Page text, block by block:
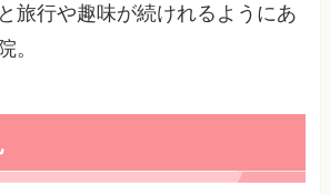
旅行や趣味が続けれるようにあ
。